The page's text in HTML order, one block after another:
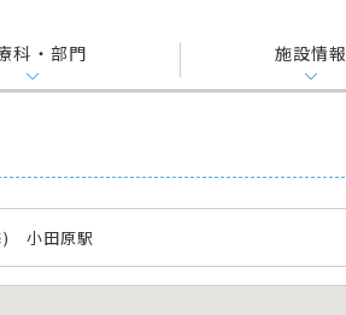
科・部門 施設情報
) 小田原駅